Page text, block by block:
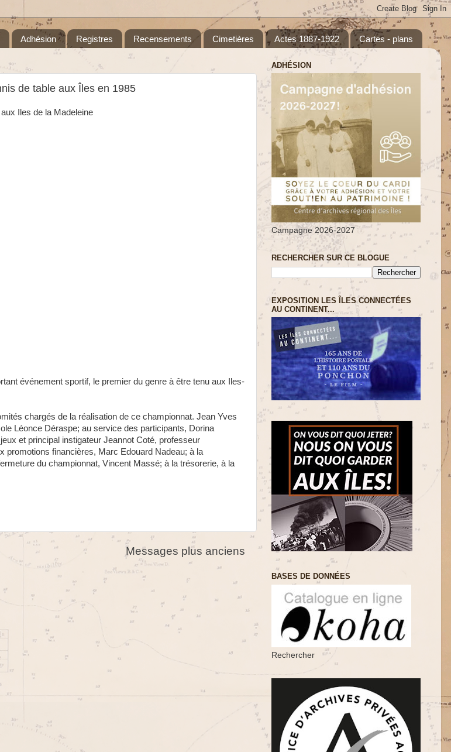
Adhésion Registres Recensements Cimetières Actes 1887-1922 Cartes - plans
de table aux Îles en 1985
Iles de la Madeleine
événement sportif, le premier du genre à être tenu aux Iles-
chargés de la réalisation de ce championnat. Jean Yves
Léonce Déraspe; au service des participants, Dorina
et principal instigateur Jeannot Coté, professeur
promotions financières, Marc Edouard Nadeau; à la
du championnat, Vincent Massé; à la trésorerie, à la
Messages plus anciens
ADHÉSION
Campagne 2026-2027
RECHERCHER SUR CE BLOGUE
EXPOSITION LES ÎLES CONNECTÉES
AU CONTINENT...
BASES DE DONNÉES
Rechercher